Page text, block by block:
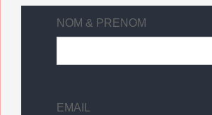
NOM & PRENOM
EMAIL